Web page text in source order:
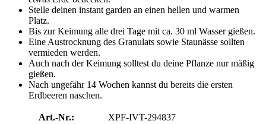
Stelle deinen instant garden an einen hellen und warmen
Platz.
Bis zur Keimung alle drei Tage mit ca. 30 ml Wasser gießen.
Eine Austrocknung des Granulats sowie Staunässe sollten
vermieden werden.
Auch nach der Keimung solltest du deine Pflanze nur mäßig
gießen.
Nach ungefähr 14 Wochen kannst du bereits die ersten
Erdbeeren naschen.
Art.-Nr.:
XPF-IVT-294837